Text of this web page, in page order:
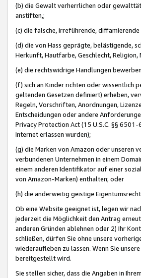
(b) die Gewalt verherrlichen oder
anstiften,;
(c) die falsche, irreführende,
(d) die von Hass geprägte, belästigende,
Herkunft, Hautfarbe, Geschlecht,
(e) die rechtswidrige Handlungen
(f) sich an Kinder richten oder wissentlich
geltenden Gesetzen definiert) erheben,
Regeln, Vorschriften, Anordnungen,
Entscheidungen oder andere
Privacy Protection Act (15 U.S.C. §§
Internet erlassen wurden);
(g) die Marken von Amazon oder unseren
verbundenen Unternehmen in einem
einem anderen Identifikator auf einer
von Amazon-Marken) enthalten; oder
(h) die anderweitig geistige
Ob eine Website geeignet ist, legen wir
jederzeit die Möglichkeit den Antrag
anderen Gründen ablehnen oder 2) Ihr
schließen, dürfen Sie ohne unsere
wiederaufleben zu lassen. Wenn Sie
bereitgestellt wird.
Sie stellen sicher, dass die Angaben in